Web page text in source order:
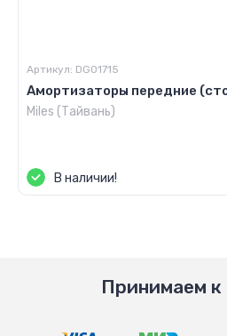
Артикул: DG01715
Амортизаторы передние
Miles (Тайвань)
В наличии!
Принимаем к